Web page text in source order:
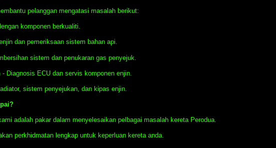
pelanggan mengatasi masalah berikut:
komponen berkualiti.
dan pemeriksaan sistem bahan api.
sistem dan penukaran gas penyejuk.
- Diagnosis ECU dan servis komponen enjin.
sistem penyejukan, dan kipas enjin.
adalah pakar dalam menyelesaikan pelbagai masalah kereta Perodua.
perkhidmatan lengkap untuk keperluan kereta anda.